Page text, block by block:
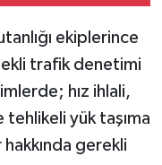
ekiplerince
trafik denetimi
hız ihlali,
yük taşıma
gerekli